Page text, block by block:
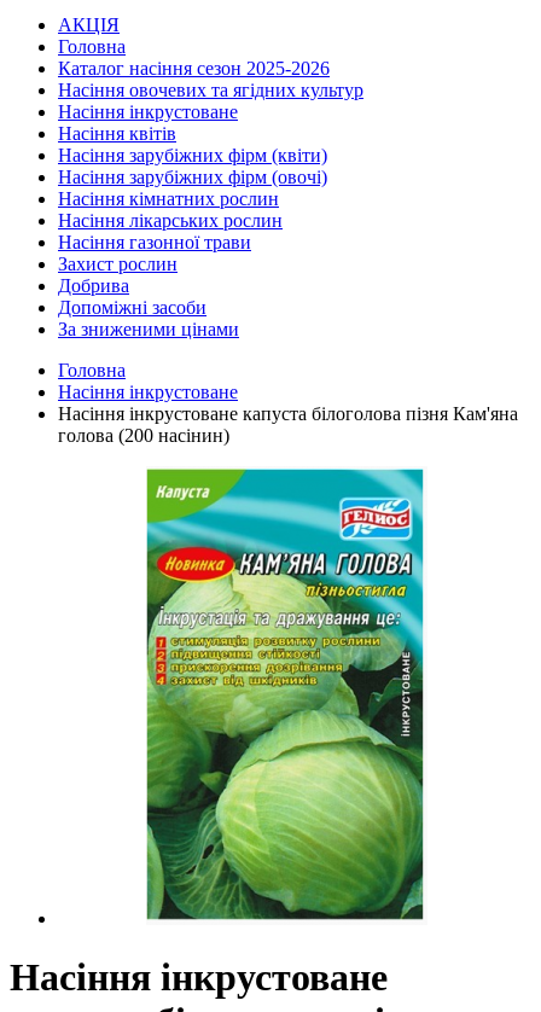
АКЦІЯ
Головна
Каталог насіння сезон 2025-2026
Насіння овочевих та ягідних культур
Насіння інкрустоване
Насіння квітів
Насіння зарубіжних фірм (квіти)
Насіння зарубіжних фірм (овочі)
Насіння кімнатних рослин
Насіння лікарських рослин
Насіння газонної трави
Захист рослин
Добрива
Допоміжні засоби
За зниженими цінами
Головна
Насіння інкрустоване
Насіння інкрустоване капуста білоголова пізня Кам'яна
голова (200 насінин)
Насіння інкрустоване